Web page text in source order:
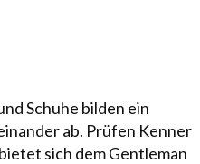
Schuhe bilden ein
ab. Prüfen Kenner
sich dem Gentleman